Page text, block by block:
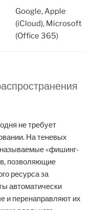
Google, Apple
(iCloud), Microsoft
(Office 365)
не требует
На теневых
«фишинг-
позволяющие
ресурса за
автоматически
и перенаправляют их